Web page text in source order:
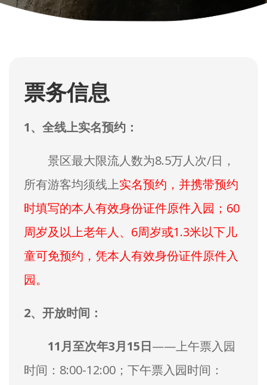
票务信息
1、全线上实名预约：
景区最大限流人数为8.5万人次/日，
所有游客均须线上实名预约，并携带预约
时填写的本人有效身份证件原件入园；60
周岁及以上老年人、6周岁或1.3米以下儿
童可免预约，凭本人有效身份证件原件入
园。
2、开放时间：
11月至次年3月15日——上午票入园
时间：8:00-12:00；下午票入园时间：